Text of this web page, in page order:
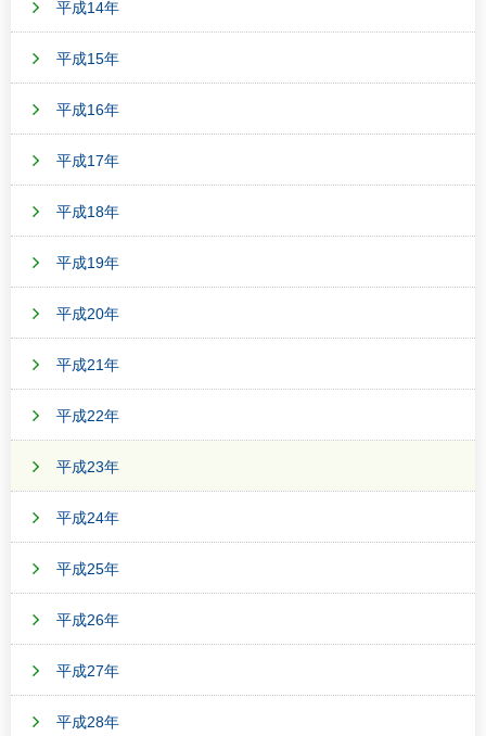
平成14年
平成15年
平成16年
平成17年
平成18年
平成19年
平成20年
平成21年
平成22年
平成23年
平成24年
平成25年
平成26年
平成27年
平成28年